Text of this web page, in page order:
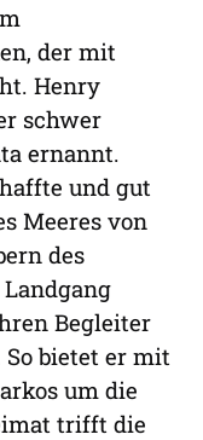
der mit
Henry
schwer
ernannt.
und gut
Meeres von
des
Begleiter
bietet er mit
um die
trifft die